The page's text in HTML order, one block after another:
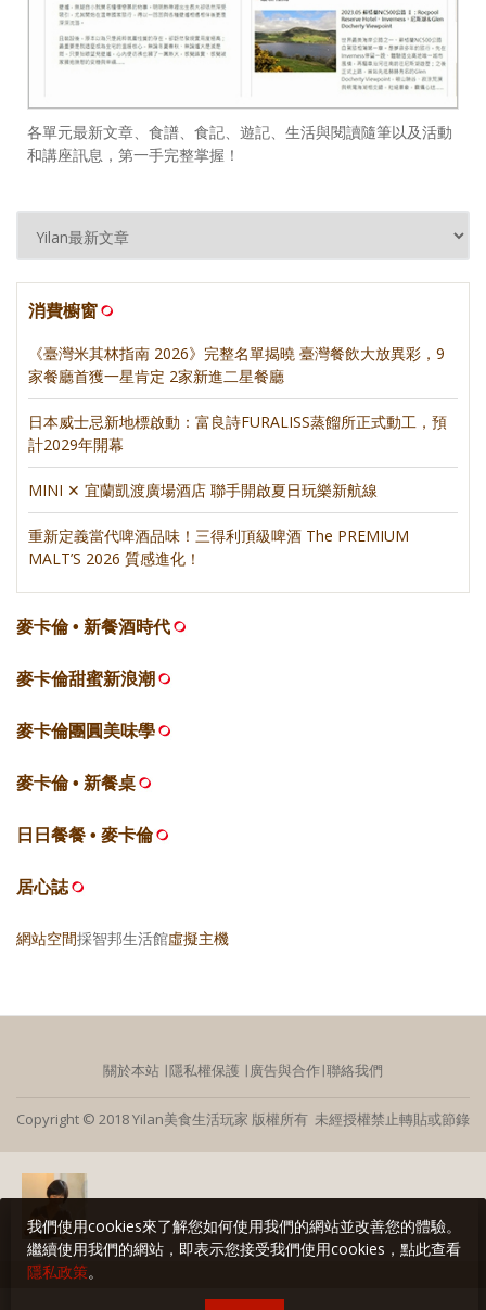
各單元最新文章、食譜、食記、遊記、生活與閱讀隨筆以及活動
和講座訊息，第一手完整掌握！
消費櫥窗
《臺灣米其林指南 2026》完整名單揭曉 臺灣餐飲大放異彩，9
家餐廳首獲一星肯定 2家新進二星餐廳
日本威士忌新地標啟動：富良詩FURALISS蒸餾所正式動工，預
計2029年開幕
MINI ✕ 宜蘭凱渡廣場酒店 聯手開啟夏日玩樂新航線
重新定義當代啤酒品味！三得利頂級啤酒 The PREMIUM
MALT’S 2026 質感進化！
麥卡倫 • 新餐酒時代
麥卡倫甜蜜新浪潮
麥卡倫團圓美味學
麥卡倫 • 新餐桌
日日餐餐 • 麥卡倫
居心誌
網站空間採智邦生活館虛擬主機
關於本站 ∣隱私權保護 ∣廣告與合作∣聯絡我們
Copyright © 2018 Yilan美食生活玩家 版權所有 未經授權禁止轉貼或節錄
我們使用cookies來了解您如何使用我們的網站並改善您的體驗。
繼續使用我們的網站，即表示您接受我們使用cookies，點此查看
隱私政策。